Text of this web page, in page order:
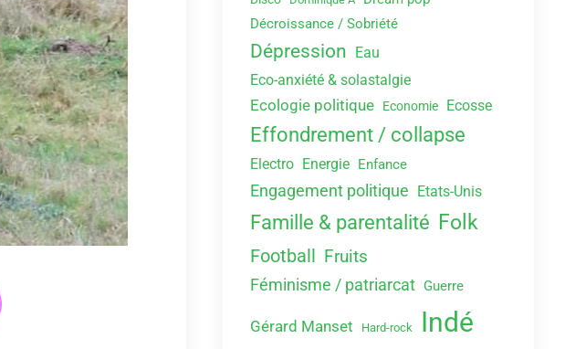
Décroissance / Sobriété
Dépression Eau
Eco-anxiété & solastalgie
Ecologie politique Economie Ecosse
Effondrement / collapse
Electro Energie Enfance
Engagement politique Etats-Unis
Famille & parentalité Folk
Football Fruits
Féminisme / patriarcat Guerre
Gérard Manset Hard-rock Indé